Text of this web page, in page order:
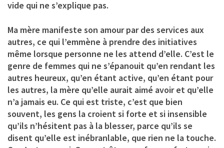
vide qui ne s’explique pas.
Ma mère manifeste son amour par des services aux
autres, ce qui l’emmène à prendre des initiatives
même lorsque personne ne les attend d’elle. C’est le
genre de femmes qui ne s’épanouit qu’en rendant les
autres heureux, qu’en étant active, qu’en étant pour
les autres, la mère qu’elle aurait aimé avoir et qu’elle
n’a jamais eu. Ce qui est triste, c’est que bien
souvent, les gens la croient si forte et si insensible
qu’ils n’hésitent pas à la blesser, parce qu’ils se
disent qu’elle est inébranlable, que rien ne la touche.